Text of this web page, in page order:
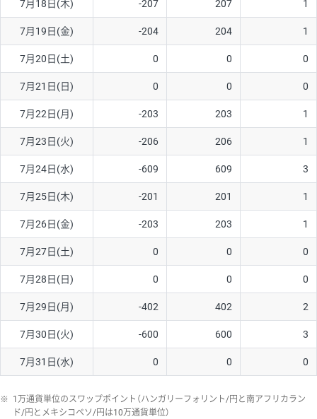
7月18日(木) -207 207 1
7月19日(金) -204 204 1
7月20日(土) 0 0 0
7月21日(日) 0 0 0
7月22日(月) -203 203 1
7月23日(火) -206 206 1
7月24日(水) -609 609 3
7月25日(木) -201 201 1
7月26日(金) -203 203 1
7月27日(土) 0 0 0
7月28日(日) 0 0 0
7月29日(月) -402 402 2
7月30日(火) -600 600 3
7月31日(水) 0 0 0
※ 1万通貨単位のスワップポイント（ハンガリーフォリント/円と南アフリカラン
ド/円とメキシコペソ/円は10万通貨単位）